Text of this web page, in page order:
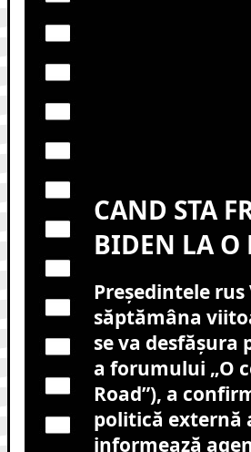
CAND STA
BIDEN LA O
Preşedintele
săptămâna
se va desfăşura
a forumului „O
Road”), a
politică externă
informează